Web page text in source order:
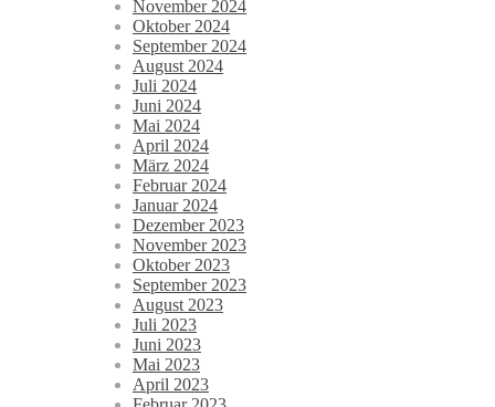
November 2024
Oktober 2024
September 2024
August 2024
Juli 2024
Juni 2024
Mai 2024
April 2024
März 2024
Februar 2024
Januar 2024
Dezember 2023
November 2023
Oktober 2023
September 2023
August 2023
Juli 2023
Juni 2023
Mai 2023
April 2023